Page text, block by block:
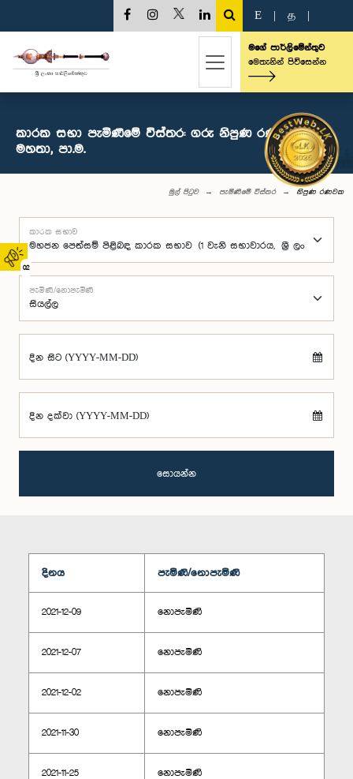
02
E த
මගේ පාර්ලිමේන්තුව
මෙතැනින් පිවිසෙන්න
කාරක සභා පැමිණීමේ විස්තර: ගරු නිපුණ රණවක
මහතා, පා.ම.
මුල් පිටුව පැමිණීමේ විස්තර නිපුණ රණවක
කාරක සභාව
පැමිණි/නොපැමිණි
දින සිට (YYYY-MM-DD)
දින දක්වා (YYYY-MM-DD)
සොයන්න
දිනය පැමිණි/නොපැමිණි
2021-12-09 නොපැමිණි
2021-12-07 නොපැමිණි
2021-12-02 නොපැමිණි
2021-11-30 නොපැමිණි
2021-11-25 නොපැමිණි